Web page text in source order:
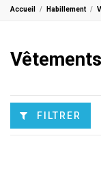
Accueil Habillement
FILTRER